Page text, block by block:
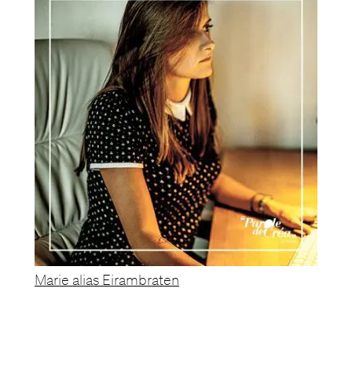
Marie alias Eirambraten